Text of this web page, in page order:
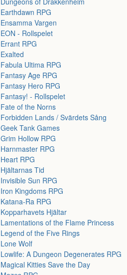
Earthdawn RPG
Ensamma Vargen
EON - Rollspelet
Errant RPG
Exalted
Fabula Ultima RPG
Fantasy Age RPG
Fantasy Hero RPG
Fantasy! - Rollspelet
Fate of the Norns
Forbidden Lands / Svärdets Sång
Geek Tank Games
Grim Hollow RPG
Harnmaster RPG
Heart RPG
Hjältarnas Tid
Invisible Sun RPG
Iron Kingdoms RPG
Katana-Ra RPG
Kopparhavets Hjältar
Lamentations of the Flame Princess
Legend of the Five Rings
Lone Wolf
Lowlife: A Dungeon Degenerates RPG
Magical Kitties Save the Day